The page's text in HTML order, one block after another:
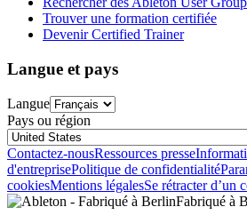
Trouver une formation certifiée
Devenir Certified Trainer
Langue et pays
Langue
Pays ou région
Contactez-nousRessources presse
d'entreprisePolitique de confidentialité
cookiesMentions légalesSe rétracter d’un
Fabriqué à